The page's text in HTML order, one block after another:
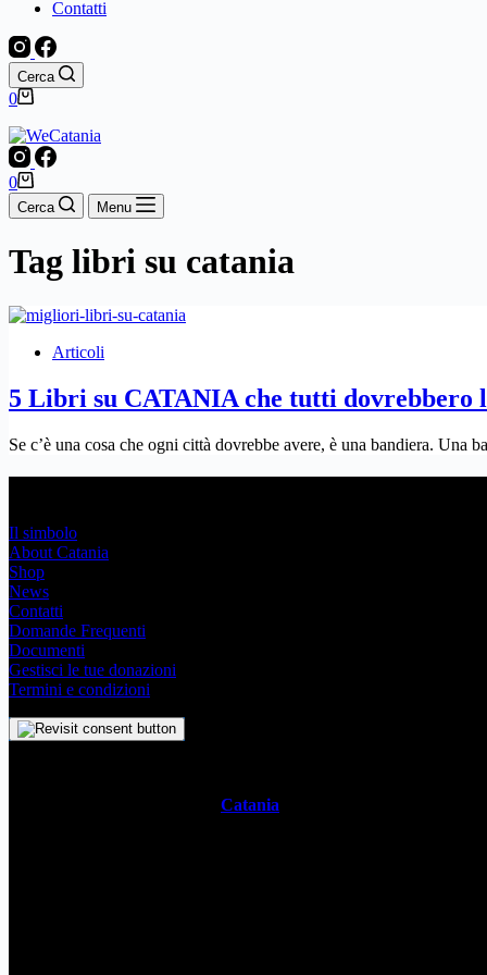
Contatti
Cerca
Carrello
0
Carrello
0
Cerca Menu
Tag libri su catania
Articoli
5 Libri su CATANIA che tutti dovrebbero
Se c’è una cosa che ogni città dovrebbe avere, è una bandiera.
Il simbolo
About Catania
Shop
News
Contatti
Domande Frequenti
Documenti
Gestisci le tue donazioni
Termini e condizioni
Catania